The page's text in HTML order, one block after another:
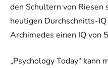
den Schultern von Riesen
heutigen Durchschnitts-
Archimedes einen IQ von
„Psychology Today“ kann